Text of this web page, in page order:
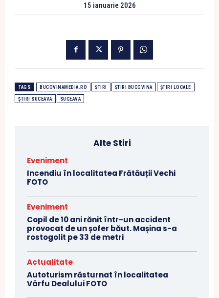
15 ianuarie 2026
TAGS BUCOVINAMEDIA.RO ȘTIRI ȘTIRI BUCOVINA ȘTIRI LOCALE
ȘTIRI SUCEAVA SUCEAVA
Alte Stiri
Eveniment
Incendiu în localitatea Frătăuții Vechi
FOTO
Eveniment
Copil de 10 ani rănit într-un accident
provocat de un șofer băut. Mașina s-a
rostogolit pe 33 de metri
Actualitate
Autoturism răsturnat în localitatea
Vârfu Dealului FOTO